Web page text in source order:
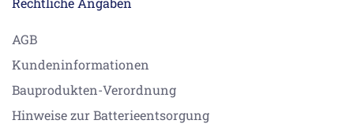
AGB
Kundeninformationen
Bauprodukten-Verordnung
Hinweise zur Batterieentsorgung